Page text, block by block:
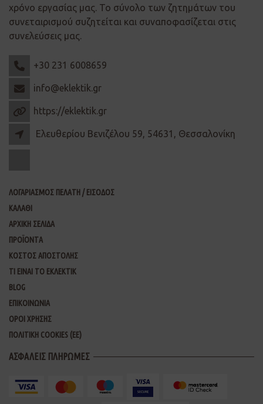
χρόνο εργασίας μας. Το σύνολο των ζητημάτων του
συνεταιρισμού συζητείται και συναποφασίζεται στις
συνελεύσεις μας.
+30 231 6008659
info@eklektik.gr
https://eklektik.gr
Ελευθερίου Βενιζέλου 59, 54631, Θεσσαλονίκη
ΛΟΓΑΡΙΑΣΜΟΣ ΠΕΛΑΤΗ / ΕΙΣΟΔΟΣ
ΚΑΛΑΘΙ
ΑΡΧΙΚΗ ΣΕΛΙΔΑ
ΠΡΟΪΟΝΤΑ
ΚΟΣΤΟΣ ΑΠΟΣΤΟΛΗΣ
ΤΙ ΕΙΝΑΙ ΤΟ ΕΚΛΕΚΤΙΚ
BLOG
ΕΠΙΚΟΙΝΩΝΙΑ
ΟΡΟΙ ΧΡΗΣΗΣ
ΠΟΛΙΤΙΚΗ COOKIES (ΕΕ)
ΑΣΦΑΛΕΙΣ ΠΛΗΡΩΜΕΣ